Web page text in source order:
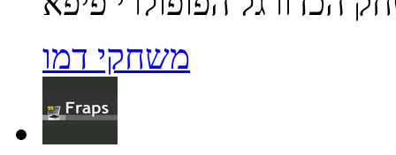
משחקי דמו